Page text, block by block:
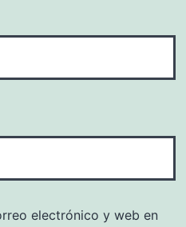
electrónico y web en